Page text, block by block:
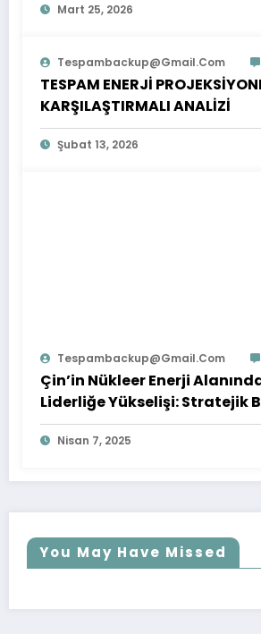
Mart 25, 2026
Tespambackup@gmail.com
TESPAM ENERJİ
KARŞILAŞTIRMALI ANALİZİ
Şubat 13, 2026
Tespambackup@gmail.com
Çin’in Nükleer Enerji
Liderliğe Yükselişi: Stratejik
Nisan 7, 2025
You May Have Missed